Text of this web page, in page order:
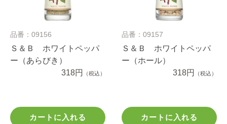
品番：09156
Ｓ＆Ｂ ホワイトペッパ
ー（あらびき）
318円
（税込）
カートに入れる
品番：09157
Ｓ＆Ｂ ホワイトペッパ
ー（ホール）
318円
（税込）
カートに入れる